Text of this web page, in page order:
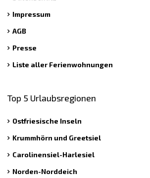
Impressum
AGB
Presse
Liste aller Ferienwohnungen
Top 5 Urlaubsregionen
Ostfriesische Inseln
Krummhörn und Greetsiel
Carolinensiel-Harlesiel
Norden-Norddeich